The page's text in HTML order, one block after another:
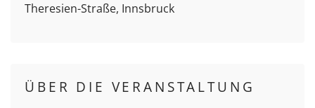
Theresien-Straße, Innsbruck
ÜBER DIE VERANSTALTUNG